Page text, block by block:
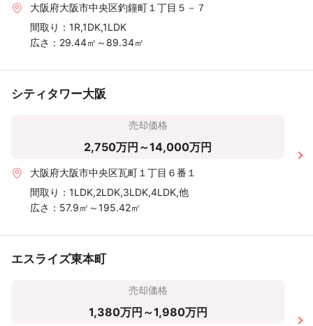
大阪府大阪市中央区釣鐘町１丁目５－７
間取り： 1R,1DK,1LDK
広さ： 29.44㎡～89.34㎡
シティタワー大阪
売却価格
2,750万円～14,000万円
大阪府大阪市中央区瓦町１丁目６番１
間取り： 1LDK,2LDK,3LDK,4LDK,他
広さ： 57.9㎡～195.42㎡
エスライズ東本町
売却価格
1,380万円～1,980万円